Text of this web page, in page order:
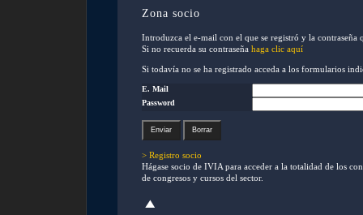
Zona socio
Introduzca el e-mail con el que se registró y la
Si no recuerda su contraseña haga clic aquí
Si todavía no se ha registrado acceda a los formularios
E. Mail
Password
> Registro socio
Hágase socio de IVIA para acceder a la totalidad de los
de congresos y cursos del sector.